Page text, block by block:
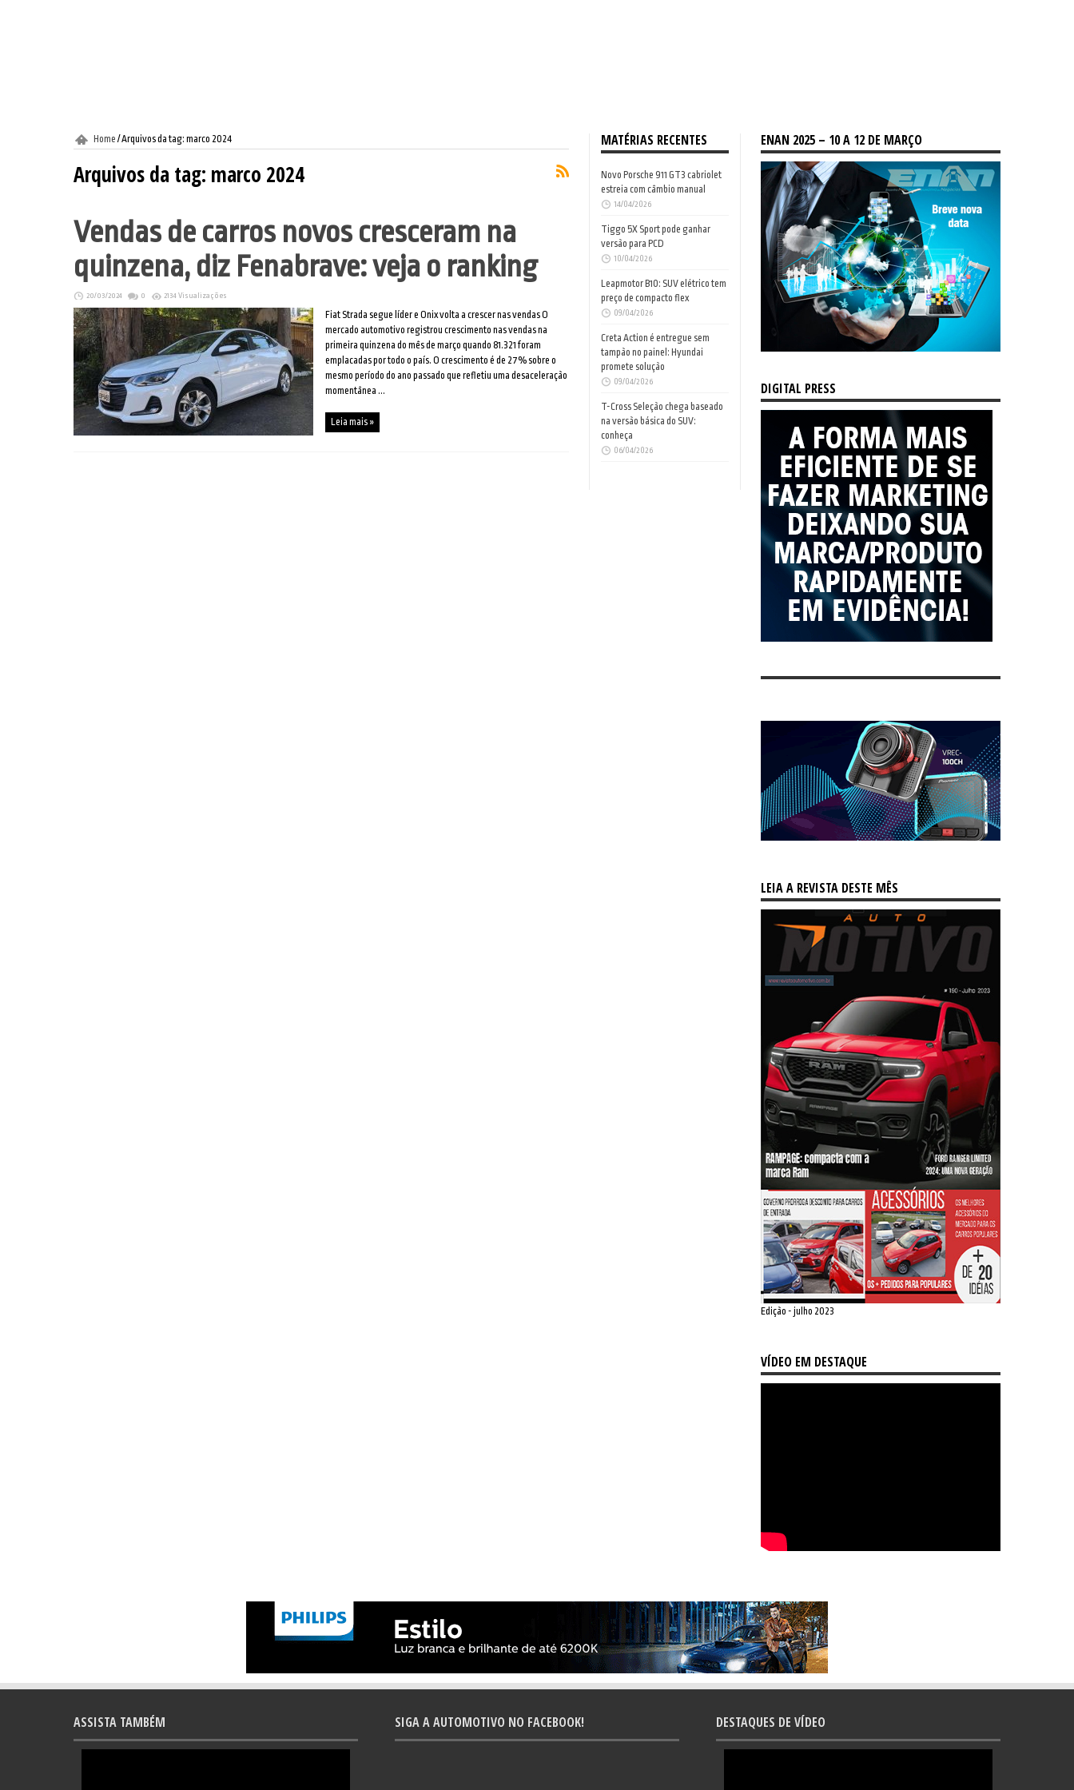
Home /Arquivos da tag: marco 2024
Arquivos da tag: marco 2024
Vendas de carros novos cresceram na
quinzena, diz Fenabrave: veja o ranking
20/03/2024 0 2134 Visualizações
Fiat Strada segue líder e Onix volta a crescer nas vendas O
mercado automotivo registrou crescimento nas vendas na
primeira quinzena do mês de março quando 81.321 foram
emplacadas por todo o país. O crescimento é de 27% sobre o
mesmo período do ano passado que refletiu uma desaceleração
momentânea ...
Leia mais »
MATÉRIAS RECENTES
Novo Porsche 911 GT3 cabriolet
estreia com câmbio manual
14/04/2026
Tiggo 5X Sport pode ganhar
versão para PCD
10/04/2026
Leapmotor B10: SUV elétrico tem
preço de compacto flex
09/04/2026
Creta Action é entregue sem
tampão no painel: Hyundai
promete solução
09/04/2026
T-Cross Seleção chega baseado
na versão básica do SUV:
conheça
06/04/2026
ENAN 2025 – 10 A 12 DE MARÇO
DIGITAL PRESS
LEIA A REVISTA DESTE MÊS
Edição - julho 2023
VÍDEO EM DESTAQUE
ASSISTA TAMBÉM SIGA A AUTOMOTIVO NO FACEBOOK! DESTAQUES DE VÍDEO